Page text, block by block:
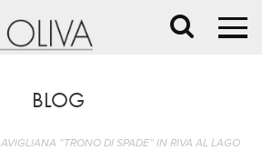
BLOG
AVIGLIANA “TRONO DI SPADE” IN RIVA AL LAGO